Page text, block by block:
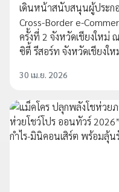
เดินหน้าสนับสนุนผู้ประกอ
Cross-Border e-
ครั้งที่ 2 จังหวัดเชียงใหม่
ซิตี้ รีสอร์ท จังหวัดเชียงให
30 เม.ย. 2026